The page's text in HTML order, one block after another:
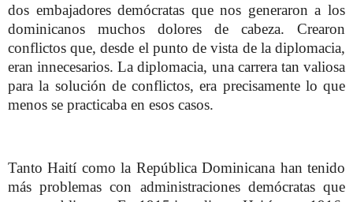
dos embajadores demócratas que nos generaron a los
dominicanos muchos dolores de cabeza. Crearon
conflictos que, desde el punto de vista de la diplomacia,
eran innecesarios. La diplomacia, una carrera tan valiosa
para la solución de conflictos, era precisamente lo que
menos se practicaba en esos casos.
Tanto Haití como la República Dominicana han tenido
más problemas con administraciones demócratas que